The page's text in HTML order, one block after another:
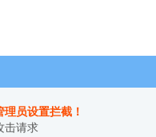
员设置拦截！
击请求